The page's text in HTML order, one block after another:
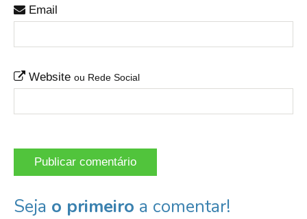
Email
Website ou Rede Social
Seja o primeiro a comentar!